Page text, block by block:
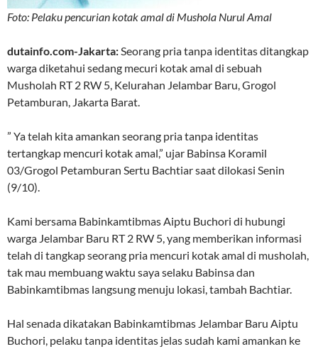
Foto: Pelaku pencurian kotak amal di Mushola Nurul Amal
dutainfo.com-Jakarta: Seorang pria tanpa identitas ditangkap
warga diketahui sedang mecuri kotak amal di sebuah
Musholah RT 2 RW 5, Kelurahan Jelambar Baru, Grogol
Petamburan, Jakarta Barat.
” Ya telah kita amankan seorang pria tanpa identitas
tertangkap mencuri kotak amal,” ujar Babinsa Koramil
03/Grogol Petamburan Sertu Bachtiar saat dilokasi Senin
(9/10).
Kami bersama Babinkamtibmas Aiptu Buchori di hubungi
warga Jelambar Baru RT 2 RW 5, yang memberikan informasi
telah di tangkap seorang pria mencuri kotak amal di musholah,
tak mau membuang waktu saya selaku Babinsa dan
Babinkamtibmas langsung menuju lokasi, tambah Bachtiar.
Hal senada dikatakan Babinkamtibmas Jelambar Baru Aiptu
Buchori, pelaku tanpa identitas jelas sudah kami amankan ke